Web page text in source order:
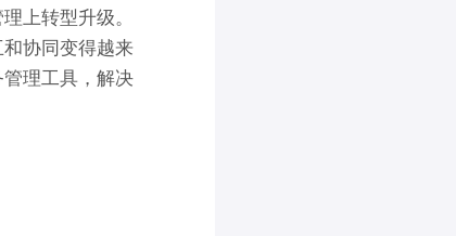
上转型升级。
协同变得越来
理工具，解决